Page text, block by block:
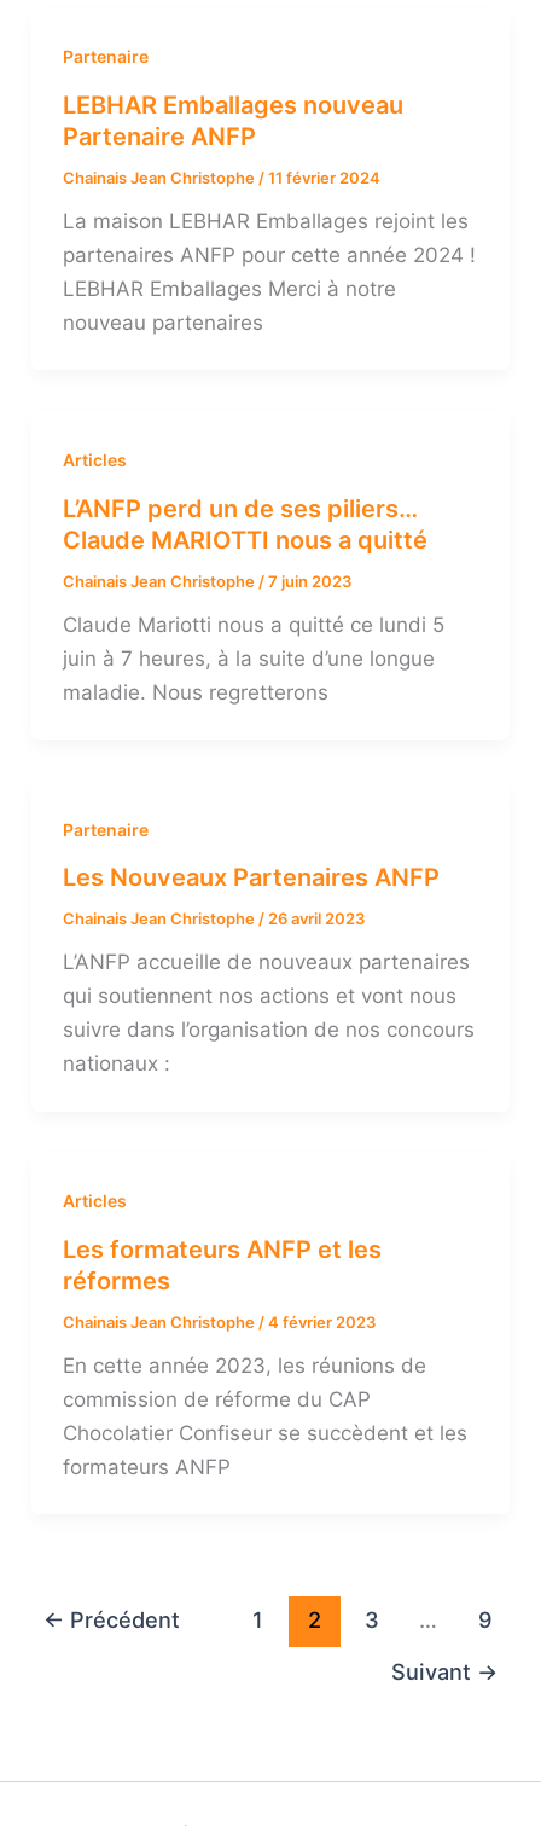
Partenaire
LEBHAR Emballages nouveau
Partenaire ANFP
Chainais Jean Christophe /11 février 2024
La maison LEBHAR Emballages rejoint les
partenaires ANFP pour cette année 2024 !
LEBHAR Emballages Merci à notre
nouveau partenaires
Articles
L’ANFP perd un de ses piliers…
Claude MARIOTTI nous a quitté
Chainais Jean Christophe /7 juin 2023
Claude Mariotti nous a quitté ce lundi 5
juin à 7 heures, à la suite d’une longue
maladie. Nous regretterons
Partenaire
Les Nouveaux Partenaires ANFP
Chainais Jean Christophe / 26 avril 2023
L’ANFP accueille de nouveaux partenaires
qui soutiennent nos actions et vont nous
suivre dans l’organisation de nos concours
nationaux :
Articles
Les formateurs ANFP et les
réformes
Chainais Jean Christophe /4 février 2023
En cette année 2023, les réunions de
commission de réforme du CAP
Chocolatier Confiseur se succèdent et les
formateurs ANFP
← Précédent 1 2 3 …
9
Suivant →